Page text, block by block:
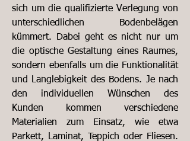
sich um die qualifizierte Verlegung von
unterschiedlichen Bodenbelägen
kümmert. Dabei geht es nicht nur um
die optische Gestaltung eines Raumes,
sondern ebenfalls um die Funktionalität
und Langlebigkeit des Bodens. Je nach
den individuellen Wünschen des
Kunden kommen verschiedene
Materialien zum Einsatz, wie etwa
Parkett, Laminat, Teppich oder Fliesen.